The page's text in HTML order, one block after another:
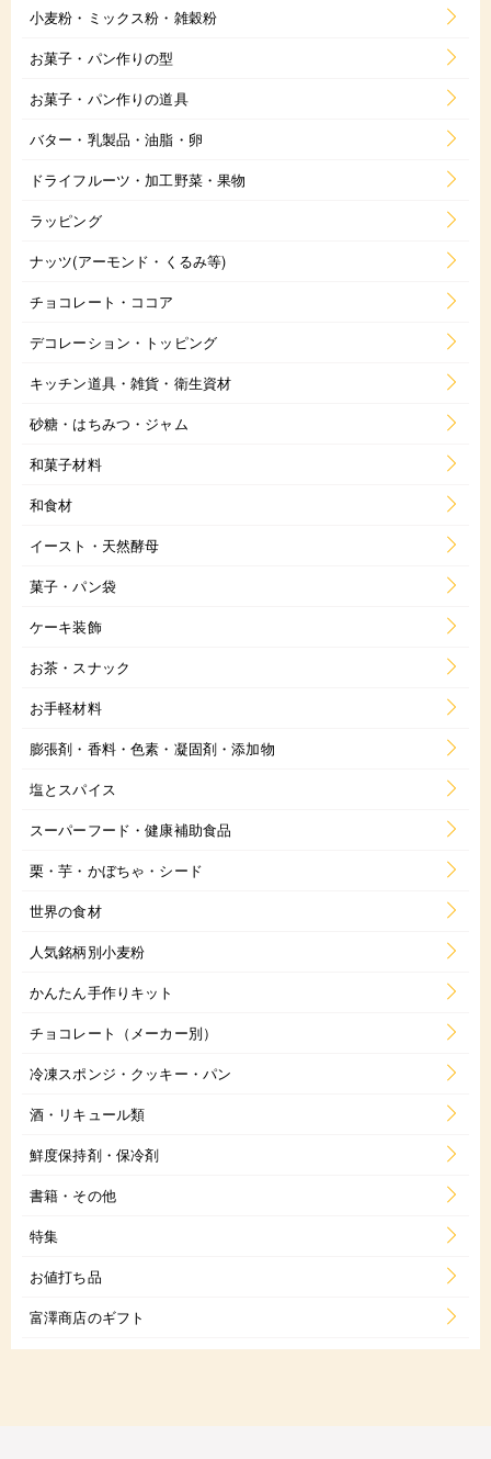
小麦粉・ミックス粉・雑穀粉
お菓子・パン作りの型
お菓子・パン作りの道具
バター・乳製品・油脂・卵
ドライフルーツ・加工野菜・果物
ラッピング
ナッツ(アーモンド・くるみ等)
チョコレート・ココア
デコレーション・トッピング
キッチン道具・雑貨・衛生資材
砂糖・はちみつ・ジャム
和菓子材料
和食材
イースト・天然酵母
菓子・パン袋
ケーキ装飾
お茶・スナック
お手軽材料
膨張剤・香料・色素・凝固剤・添加物
塩とスパイス
スーパーフード・健康補助食品
栗・芋・かぼちゃ・シード
世界の食材
人気銘柄別小麦粉
かんたん手作りキット
チョコレート（メーカー別）
冷凍スポンジ・クッキー・パン
酒・リキュール類
鮮度保持剤・保冷剤
書籍・その他
特集
お値打ち品
富澤商店のギフト